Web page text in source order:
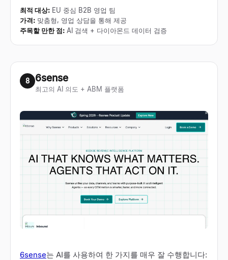
최적 대상: EU 중심 B2B 영업 팀
가격: 맞춤형, 영업 상담을 통해 제공
주목할 만한 점: AI 검색 + 다이아몬드 데이터 검증
8 6sense
최고의 AI 의도 + ABM 플랫폼
6sense는 AI를 사용하여 한 가지를 매우 잘 수행합니다: